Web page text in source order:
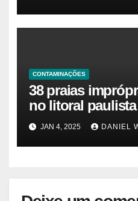
das Praias
CONTAMINAÇÕES
38 praias
no litoral
ambiental e de
JAN 4, 2025 DANIEL